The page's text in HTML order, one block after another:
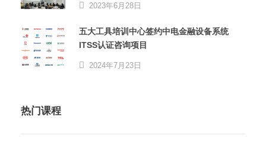
2023年6月28日
五大工具培训中心签约中电金融设备系统
ITSS认证咨询项目
2024年7月23日
热门课程